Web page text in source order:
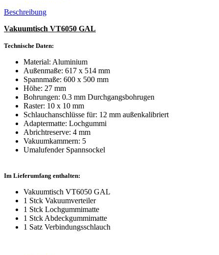
Beschreibung
Vakuumtisch VT6050 GAL
Technische Daten:
Material: Aluminium
Außenmaße: 617 x 514 mm
Spannmaße: 600 x 500 mm
Höhe: 27 mm
Bohrungen: 0.3 mm Durchgangsbohrugen
Raster: 10 x 10 mm
Schlauchanschlüsse für: 12 mm außenkalibriert
Adaptermatte: Lochgummi
Abrichtreserve: 4 mm
Vakuumkammern: 5
Umalufender Spannsockel
Im Lieferumfang enthalten:
Vakuumtisch VT6050 GAL
1 Stck Vakuumverteiler
1 Stck Lochgummimatte
1 Stck Abdeckgummimatte
1 Satz Verbindungsschlauch